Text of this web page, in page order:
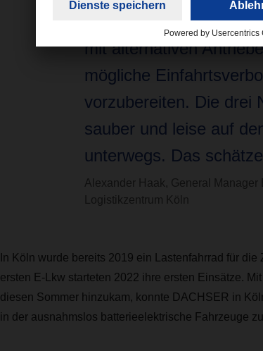
in Köln ist ein wichtiger
mit alternativen
mögliche
vorzubereiten. Die drei
sauber und leise auf
unterwegs. Das
Alexander Haak, General
Logistikzentrum Köln
In Köln wurde bereits 2019 ein Lastenfahrrad für
ersten E-Lkw starteten 2022 ihre ersten Einsätze.
diesen Sommer hinzukam, konnte DACHSER in
in der ausnahmslos batterieelektrische Fahrzeuge